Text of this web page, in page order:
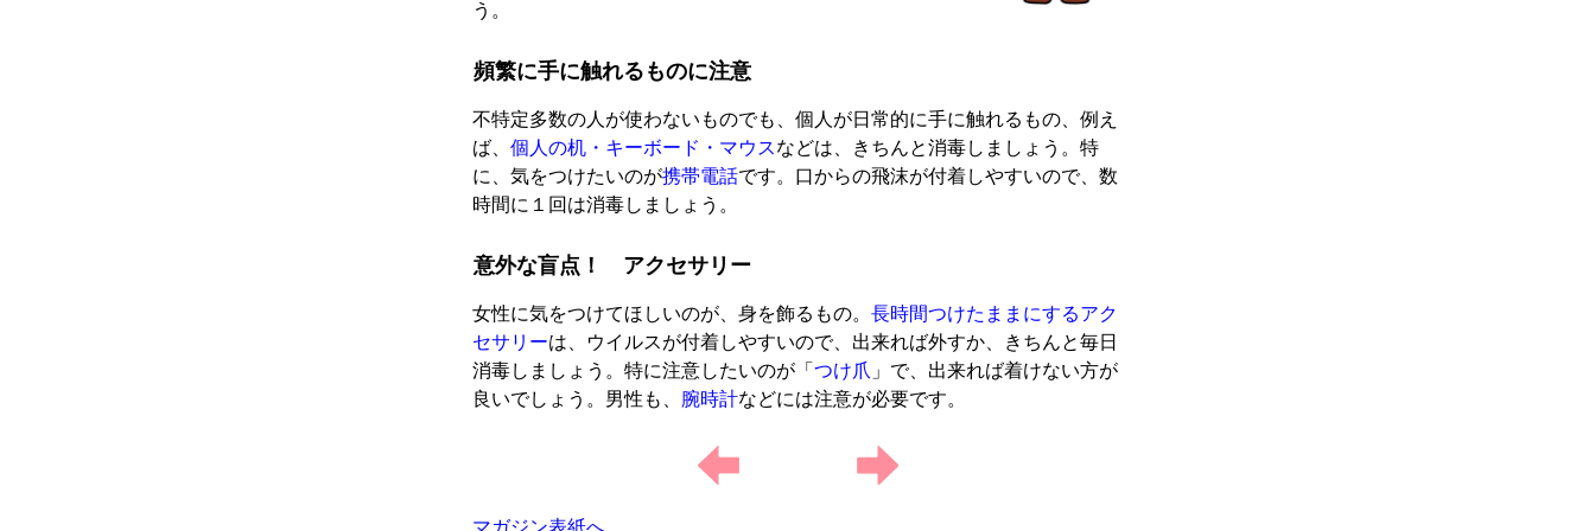
う。
頻繁に手に触れるものに注意
不特定多数の人が使わないものでも、個人が日常的に手に触れるもの、例え
ば、 個人の机・キーボード・マウスなどは、きちんと消毒しましょう。特
に、気をつけたいのが携帯電話です。口からの飛沫が付着しやすいので、数
時間に１回は消毒しましょう。
意外な盲点！ アクセサリー
女性に気をつけてほしいのが、身を飾るもの。 長時間つけたままにするアク
セサリーは、ウイルスが付着しやすいので、出来れば外すか、きちんと毎日
消毒しましょう。特に注意したいのが「 つけ爪 」で、出来れば着けない方が
良いでしょう。男性も、 腕時計などには注意が必要です。
マガジン表紙へ